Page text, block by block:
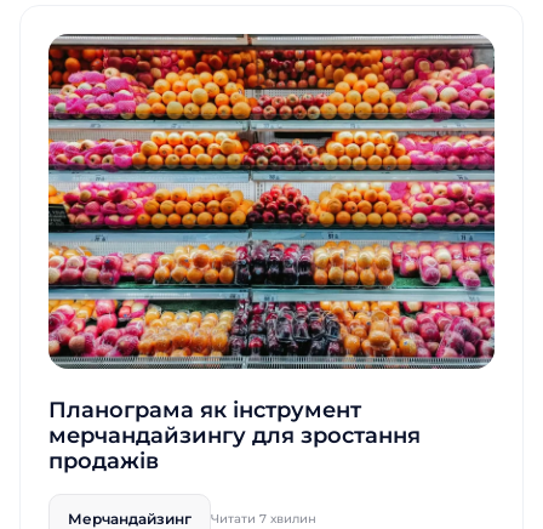
Посада
Назва компанії
Відправити
Планограма як інструмент
мерчандайзингу для зростання
продажів
Мерчандайзинг Читати 7 хвилин
Посада
Назва компанії
Відправити
Відправити